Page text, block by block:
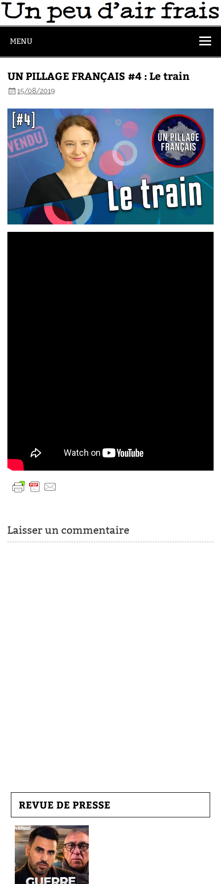
MENU
UN PILLAGE FRANÇAIS #4 : Le train
15/08/2019
Laisser un commentaire
REVUE DE PRESSE